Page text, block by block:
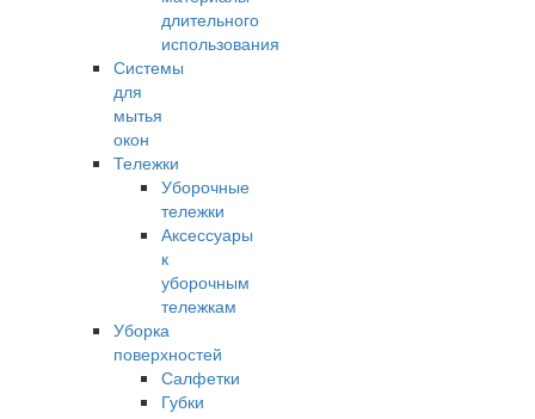
длительного
использования
Системы
для
мытья
окон
Тележки
Уборочные
тележки
Аксессуары
к
уборочным
тележкам
Уборка
поверхностей
Салфетки
Губки